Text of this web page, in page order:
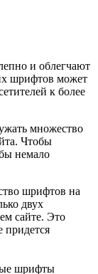
и облегчают
шрифтов может
к более
множество
Чтобы
немало
шрифтов на
двух
сайте. Это
придется
шрифты